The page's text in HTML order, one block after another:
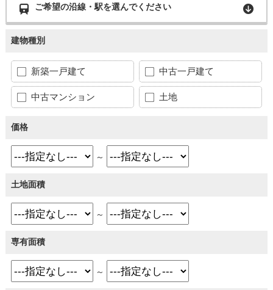
ご希望の沿線・駅を選んでください
建物種別
新築一戸建て 中古一戸建て
中古マンション 土地
価格
～
土地面積
～
専有面積
～